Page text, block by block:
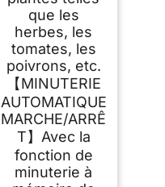
que les
herbes, les
tomates, les
poivrons, etc.
【MINUTERIE
AUTOMATIQUE
MARCHE/ARRÊ
T】Avec la
fonction de
minuterie à